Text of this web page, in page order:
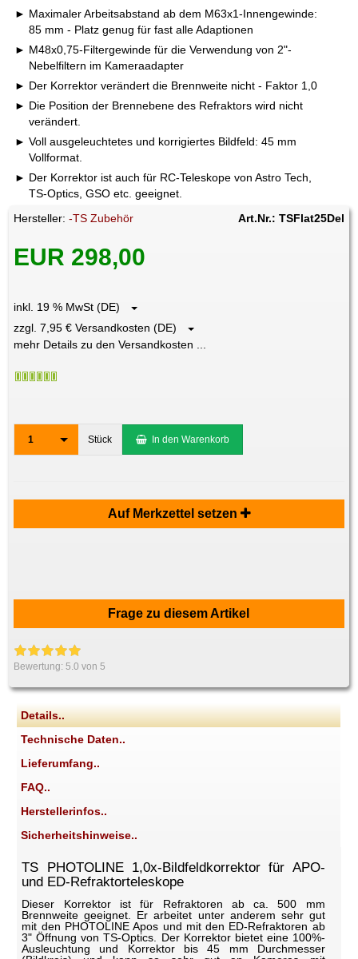
Maximaler Arbeitsabstand ab dem M63x1-Innengewinde:
85 mm - Platz genug für fast alle Adaptionen
M48x0,75-Filtergewinde für die Verwendung von 2"-
Nebelfiltern im Kameraadapter
Der Korrektor verändert die Brennweite nicht - Faktor 1,0
Die Position der Brennebene des Refraktors wird nicht
verändert.
Voll ausgeleuchtetes und korrigiertes Bildfeld: 45 mm
Vollformat.
Der Korrektor ist auch für RC-Teleskope von Astro Tech,
TS-Optics, GSO etc. geeignet.
Hersteller:-TS Zubehör Art.Nr.: TSFlat25Del
EUR 298,00
inkl. 19 % MwSt (DE)
zzgl. 7,95 € Versandkosten (DE)
mehr Details zu den Versandkosten ...
1 Stück In den Warenkorb
Auf Merkzettel setzen
Frage zu diesem Artikel
Bewertung:5.0 von 5
Details..
Technische Daten..
Lieferumfang..
FAQ..
Herstellerinfos..
Sicherheitshinweise..
TS PHOTOLINE 1,0x-Bildfeldkorrektor für APO-
und ED-Refraktorteleskope
Dieser Korrektor ist für Refraktoren ab ca. 500 mm
Brennweite geeignet. Er arbeitet unter anderem sehr gut
mit den PHOTOLINE Apos und mit den ED-Refraktoren ab
3" Öffnung von TS-Optics. Der Korrektor bietet eine 100%-
Ausleuchtung und Korrektor bis 45 mm Durchmesser